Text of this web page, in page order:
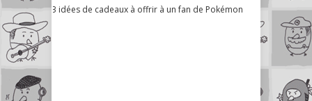
3 idées de cadeaux à offrir à un fan de Pokémon